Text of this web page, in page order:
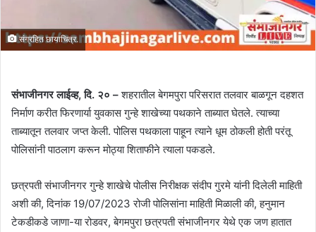
संग्रहित छायाचित्र.
संभाजीनगर लाईव्ह, दि. २० –शहरातील बेगमपुरा परिसरात तलवार बाळगून दहशत
निर्माण करीत फिरणार्या युवकास गुन्हे शाखेच्या पथकाने ताब्यात घेतले. त्याच्या
ताब्यातून तलवार जप्त केली. पोलिस पथकाला पाहून त्याने धूम ठोकली होती परंतू
पोलिसांनी पाठलाग करून मोठ्या शिताफीने त्याला पकडले.
छत्रपती संभाजीनगर गुन्हे शाखेचे पोलीस निरीक्षक संदीप गुरमे यांनी दिलेली माहिती
अशी की, दिनांक 19/07/2023 रोजी पोलिसांना माहिती मिळाली की, हनुमान
टेकडीकडे जाणा-या रोडवर, बेगमपुरा छत्रपती संभाजीनगर येथे एक जण हातात